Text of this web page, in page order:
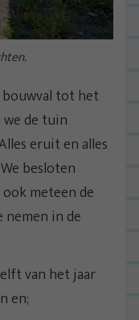
tot het
de tuin
eruit en alles
besloten
meteen de
in de
van het jaar
en;